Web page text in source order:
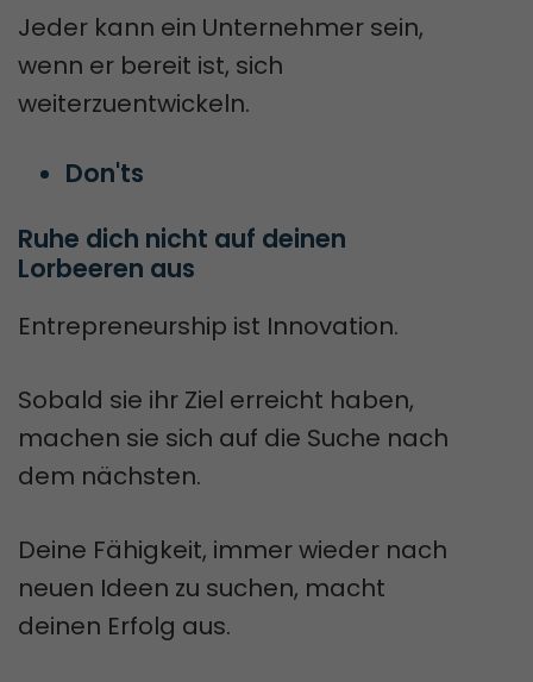
Jeder kann ein Unternehmer sein,
wenn er bereit ist, sich
weiterzuentwickeln.
Don'ts
Ruhe dich nicht auf deinen
Lorbeeren aus
Entrepreneurship ist Innovation.
Sobald sie ihr Ziel erreicht haben,
machen sie sich auf die Suche nach
dem nächsten.
Deine Fähigkeit, immer wieder nach
neuen Ideen zu suchen, macht
deinen Erfolg aus.